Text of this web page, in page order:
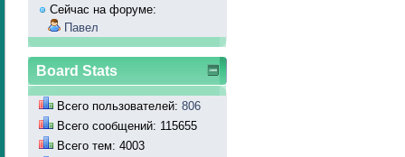
Сейчас на форуме:
Павел
Board Stats
Всего пользователей: 806
Всего сообщений: 115655
Всего тем: 4003